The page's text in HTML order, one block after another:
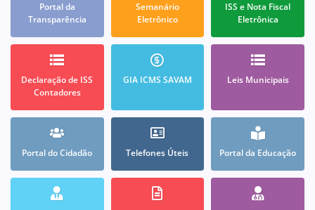
Portal da
Transparência
Semanário
Eletrônico
ISS e Nota Fiscal
Eletrônica
Declaração de ISS
Contadores
GIA ICMS SAVAM Leis Municipais
Portal do Cidadão Telefones Úteis Portal da Educação